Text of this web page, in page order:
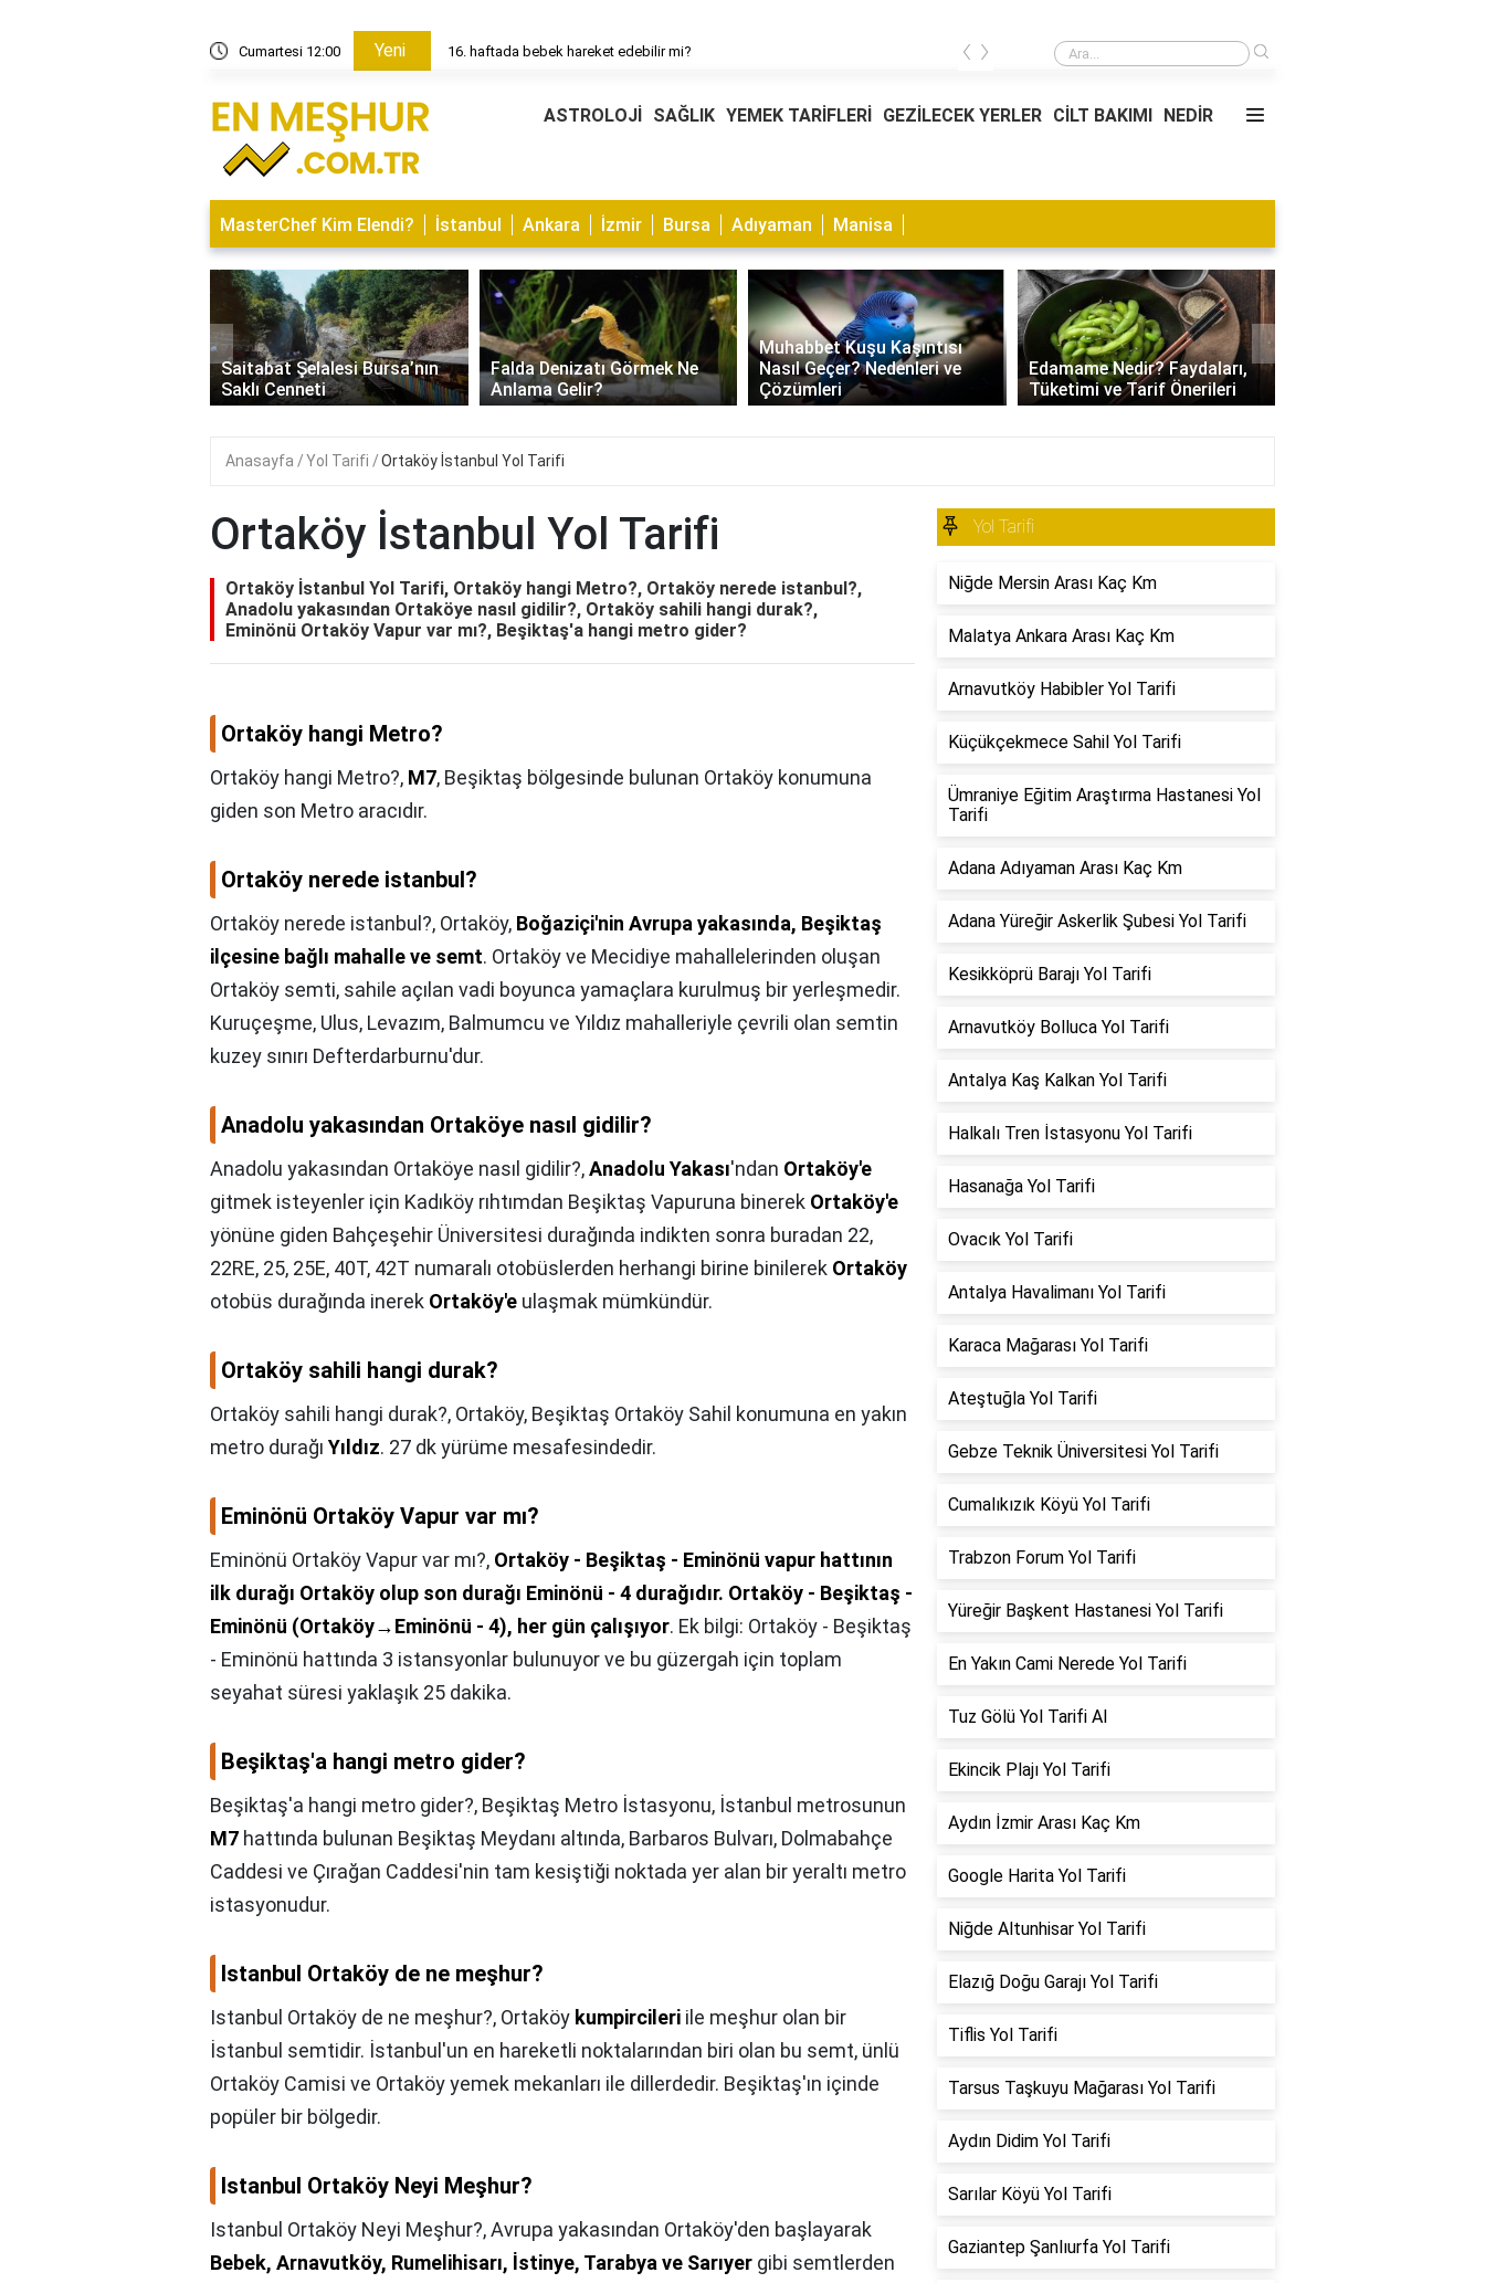
Cumartesi 12:00 Yeni 16. haftada bebek hareket edebilir mi? 16. haftada bebek hareket edebilir mi?
‹ ›
ASTROLOJİ SAĞLIK YEMEK TARİFLERİ GEZİLECEK YERLER CİLT BAKIMI NEDİR
MasterChef Kim Elendi? İstanbul Ankara İzmir Bursa Adıyaman Manisa
Saitabat Şelalesi Bursa’nın
Saklı Cenneti
Falda Denizatı Görmek Ne
Anlama Gelir?
Muhabbet Kuşu Kaşıntısı
Nasıl Geçer? Nedenleri ve
Çözümleri
Edamame Nedir? Faydaları,
Tüketimi ve Tarif Önerileri
‹ ›
Anasayfa Yol Tarifi Ortaköy İstanbul Yol Tarifi
Ortaköy İstanbul Yol Tarifi
Ortaköy İstanbul Yol Tarifi, Ortaköy hangi Metro?, Ortaköy nerede istanbul?,
Anadolu yakasından Ortaköye nasıl gidilir?, Ortaköy sahili hangi durak?,
Eminönü Ortaköy Vapur var mı?, Beşiktaş'a hangi metro gider?
Ortaköy hangi Metro?
Ortaköy hangi Metro?, M7, Beşiktaş bölgesinde bulunan Ortaköy konumuna
giden son Metro aracıdır.
Ortaköy nerede istanbul?
Ortaköy nerede istanbul?, Ortaköy, Boğaziçi'nin Avrupa yakasında, Beşiktaş
ilçesine bağlı mahalle ve semt. Ortaköy ve Mecidiye mahallelerinden oluşan
Ortaköy semti, sahile açılan vadi boyunca yamaçlara kurulmuş bir yerleşmedir.
Kuruçeşme, Ulus, Levazım, Balmumcu ve Yıldız mahalleriyle çevrili olan semtin
kuzey sınırı Defterdarburnu'dur.
Anadolu yakasından Ortaköye nasıl gidilir?
Anadolu yakasından Ortaköye nasıl gidilir?,Anadolu Yakası'ndan Ortaköy'e
gitmek isteyenler için Kadıköy rıhtımdan Beşiktaş Vapuruna binerek Ortaköy'e
yönüne giden Bahçeşehir Üniversitesi durağında indikten sonra buradan 22,
22RE, 25, 25E, 40T, 42T numaralı otobüslerden herhangi birine binilerek Ortaköy
otobüs durağında inerek Ortaköy'e ulaşmak mümkündür.
Ortaköy sahili hangi durak?
Ortaköy sahili hangi durak?, Ortaköy, Beşiktaş Ortaköy Sahil konumuna en yakın
metro durağı Yıldız. 27 dk yürüme mesafesindedir.
Eminönü Ortaköy Vapur var mı?
Eminönü Ortaköy Vapur var mı?, Ortaköy - Beşiktaş - Eminönü vapur hattının
ilk durağı Ortaköy olup son durağı Eminönü - 4 durağıdır. Ortaköy - Beşiktaş -
Eminönü (Ortaköy‎→Eminönü - 4), her gün çalışıyor. Ek bilgi: Ortaköy - Beşiktaş
- Eminönü hattında 3 i̇stansyonlar bulunuyor ve bu güzergah için toplam
seyahat süresi yaklaşık 25 dakika.
Beşiktaş'a hangi metro gider?
Beşiktaş'a hangi metro gider?, Beşiktaş Metro İstasyonu, İstanbul metrosunun
M7 hattında bulunan Beşiktaş Meydanı altında, Barbaros Bulvarı, Dolmabahçe
Caddesi ve Çırağan Caddesi'nin tam kesiştiği noktada yer alan bir yeraltı metro
istasyonudur.
Istanbul Ortaköy de ne meşhur?
Istanbul Ortaköy de ne meşhur?, Ortaköy kumpircileri ile meşhur olan bir
İstanbul semtidir. İstanbul'un en hareketli noktalarından biri olan bu semt, ünlü
Ortaköy Camisi ve Ortaköy yemek mekanları ile dillerdedir. Beşiktaş'ın içinde
popüler bir bölgedir.
Istanbul Ortaköy Neyi Meşhur?
Istanbul Ortaköy Neyi Meşhur?,Avrupa yakasından Ortaköy'den başlayarak
Bebek, Arnavutköy, Rumelihisarı, İstinye, Tarabya ve Sarıyer gibi semtlerden
Yol Tarifi
Niğde Mersin Arası Kaç Km
Malatya Ankara Arası Kaç Km
Arnavutköy Habibler Yol Tarifi
Küçükçekmece Sahil Yol Tarifi
Ümraniye Eğitim Araştırma Hastanesi Yol
Tarifi
Adana Adıyaman Arası Kaç Km
Adana Yüreğir Askerlik Şubesi Yol Tarifi
Kesikköprü Barajı Yol Tarifi
Arnavutköy Bolluca Yol Tarifi
Antalya Kaş Kalkan Yol Tarifi
Halkalı Tren İstasyonu Yol Tarifi
Hasanağa Yol Tarifi
Ovacık Yol Tarifi
Antalya Havalimanı Yol Tarifi
Karaca Mağarası Yol Tarifi
Ateştuğla Yol Tarifi
Gebze Teknik Üniversitesi Yol Tarifi
Cumalıkızık Köyü Yol Tarifi
Trabzon Forum Yol Tarifi
Yüreğir Başkent Hastanesi Yol Tarifi
En Yakın Cami Nerede Yol Tarifi
Tuz Gölü Yol Tarifi Al
Ekincik Plajı Yol Tarifi
Aydın İzmir Arası Kaç Km
Google Harita Yol Tarifi
Niğde Altunhisar Yol Tarifi
Elazığ Doğu Garajı Yol Tarifi
Tiflis Yol Tarifi
Tarsus Taşkuyu Mağarası Yol Tarifi
Aydın Didim Yol Tarifi
Sarılar Köyü Yol Tarifi
Gaziantep Şanlıurfa Yol Tarifi